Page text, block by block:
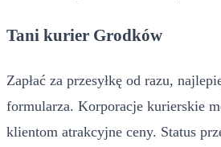
Tani kurier Grodków
Zapłać za przesyłkę od razu,
formularza. Korporacje kurierskie
klientom atrakcyjne ceny. Status